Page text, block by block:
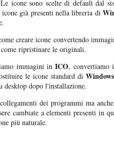
icone sono scelte di default dal
icone già presenti nella libreria di
creare icone convertendo
ripristinare le originali.
immagini inICO, convertiamo
le icone standard di Windows
desktop dopo l'installazione.
dei programmi ma
cambiate a elementi presenti in
più naturale.